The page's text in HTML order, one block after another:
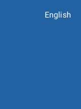
English